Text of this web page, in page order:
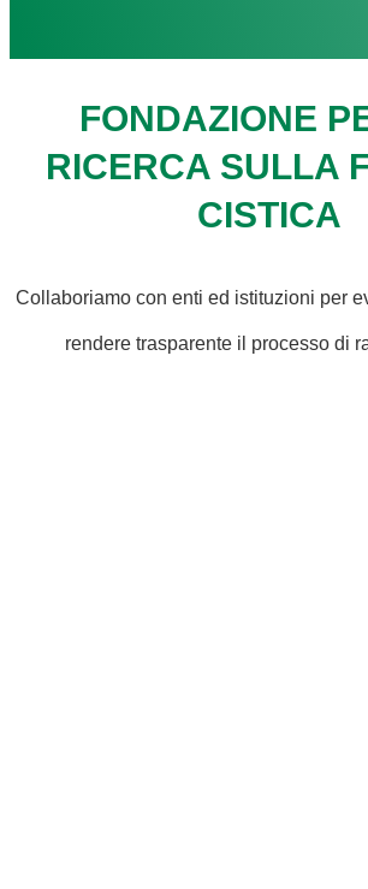
FONDAZIONE
RICERCA SULLA
CISTICA
Collaboriamo con enti ed istituzioni per
rendere trasparente il processo di